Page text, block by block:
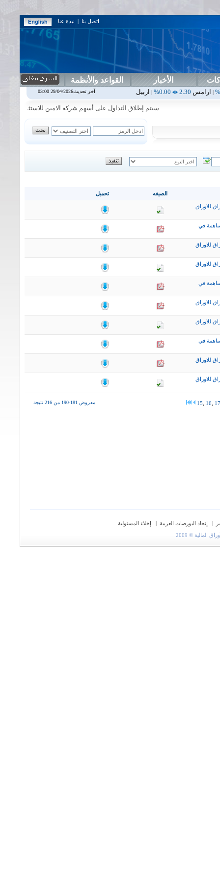
اتصل بنا | نبذة عنا
الأخبار القواعد والأنظمة
|اربيل 0.00
0.00%
|اسفنج1.87
سيتم إطلاق التداول على أسهم شركة الامين للاستثمار المالي في
تحميل الصيغه
للاوراق
في
للاوراق
للاوراق
في
للاوراق
للاوراق
في
للاوراق
للاوراق
معروض 181-190 من 216 نتيجة 15 16 17
| إتحاد البورصات العربية |
إخلاء المسئولية
© 2009